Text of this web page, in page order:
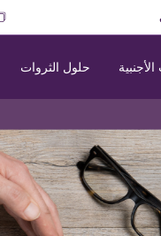
حلول الثروات